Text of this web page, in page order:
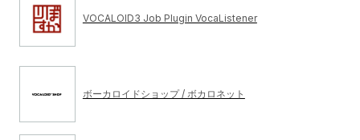
VOCALOID3 Job Plugin VocaListener
ボーカロイドショップ / ボカロネット